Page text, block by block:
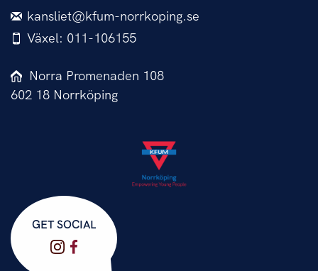
kansliet@kfum-norrkoping.se
Växel: 011-106155
Norra Promenaden 108
602 18 Norrköping
GET SOCIAL